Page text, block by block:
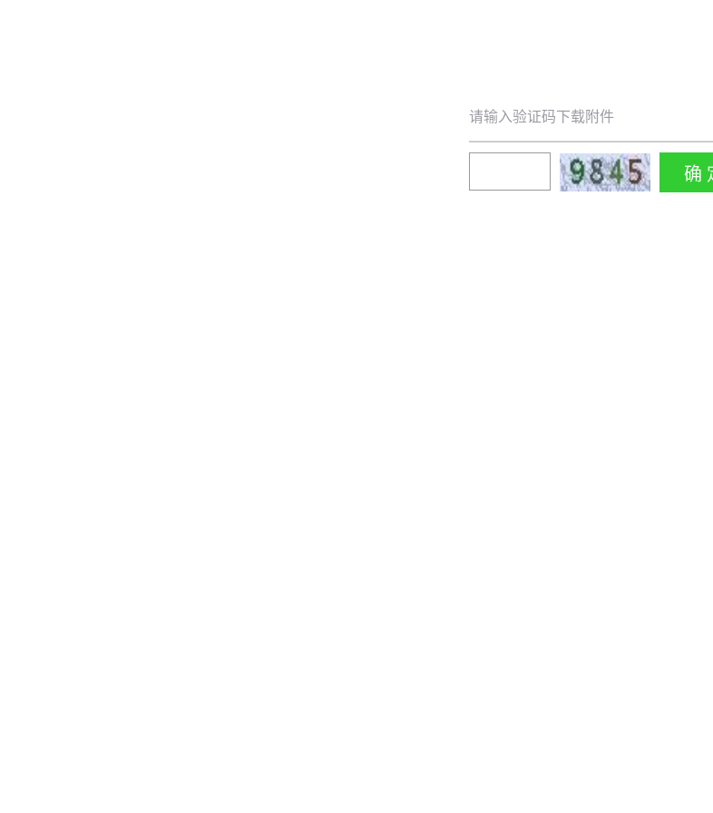
请输入验证码下载附件